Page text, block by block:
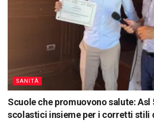
SANITÀ
Scuole che promuovono salute: Asl
scolastici insieme per i corretti stili